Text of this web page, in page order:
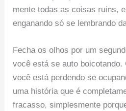
mente todas as coisas ruins,
enganando só se lembrando
Fecha os olhos por um
você está se auto boicotando.
você está perdendo se
uma história que é
fracasso, simplesmente